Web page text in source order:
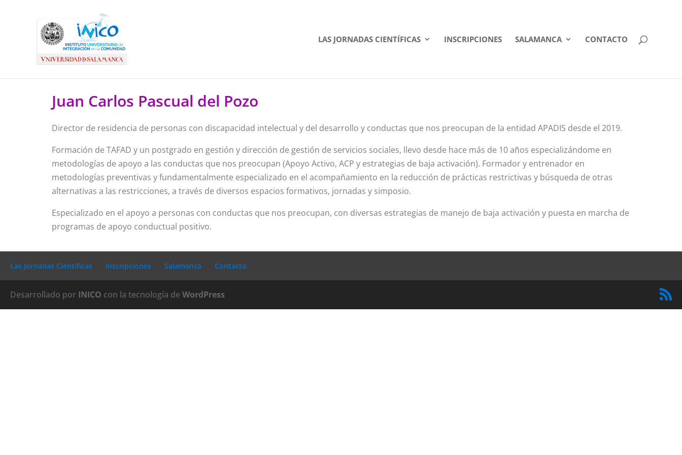
LAS JORNADAS CIENTÍFICAS INSCRIPCIONES SALAMANCA CONTACTO
Juan Carlos Pascual del Pozo
Director de residencia de personas con discapacidad intelectual y del desarrollo y conductas que nos preocupan de la entidad APADIS desde el 2019.
Formación de TAFAD y un postgrado en gestión y dirección de gestión de servicios sociales, llevo desde hace más de 10 años especializándome en
metodologías de apoyo a las conductas que nos preocupan (Apoyo Activo, ACP y estrategias de baja activación). Formador y entrenador en
metodologías preventivas y fundamentalmente especializado en el acompañamiento en la reducción de prácticas restrictivas y búsqueda de otras
alternativas a las restricciones, a través de diversos espacios formativos, jornadas y simposio.
Especializado en el apoyo a personas con conductas que nos preocupan, con diversas estrategias de manejo de baja activación y puesta en marcha de
programas de apoyo conductual positivo.
Las Jornadas Científicas Inscripciones Salamanca Contacto
Desarrollado por INICO con la tecnología de WordPress